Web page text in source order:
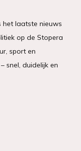
het laatste nieuws
op de Stopera
sport en
snel, duidelijk en